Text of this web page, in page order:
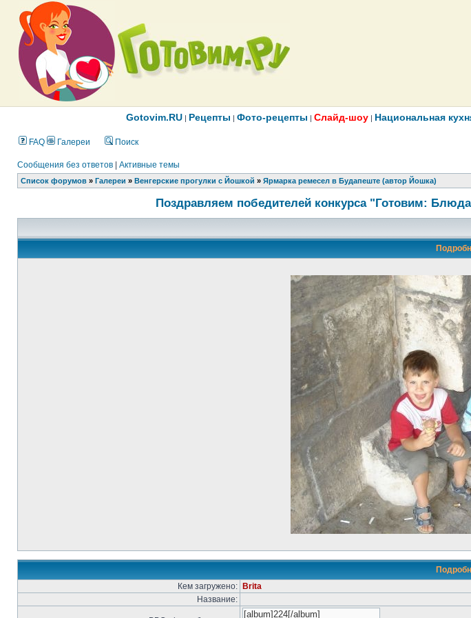
Gotovim.RU | Рецепты | Фото-рецепты | Слайд-шоу | Национальная
FAQ Галереи Поиск
Сообщения без ответов Активные темы
Список форумов » Галереи » Венгерские прогулки с Йошкой » Ярмарка ремесел в Будапеште (автор Йошка)
Поздравляем победителей конкурса "Готовим:
Кем загружено:
Brita
Название: